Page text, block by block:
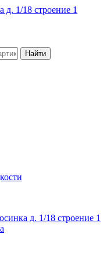
д. 1/18 строение 1
Найти
д. 1/18 строение 1